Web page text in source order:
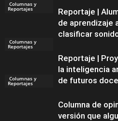
Columnas y
Reportajes
Columnas y
Reportajes
Columnas y
Reportajes
Reportaje |
de aprendizaje
clasificar
Reportaje |
la inteligencia
de futuros
Columna de
versión que